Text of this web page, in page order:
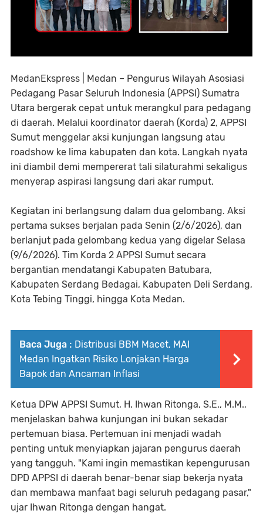
MedanEkspress | Medan – Pengurus Wilayah Asosiasi
Pedagang Pasar Seluruh Indonesia (APPSI) Sumatra
Utara bergerak cepat untuk merangkul para pedagang
di daerah. Melalui koordinator daerah (Korda) 2, APPSI
Sumut menggelar aksi kunjungan langsung atau
roadshow ke lima kabupaten dan kota. Langkah nyata
ini diambil demi mempererat tali silaturahmi sekaligus
menyerap aspirasi langsung dari akar rumput.
Kegiatan ini berlangsung dalam dua gelombang. Aksi
pertama sukses berjalan pada Senin (2/6/2026), dan
berlanjut pada gelombang kedua yang digelar Selasa
(9/6/2026). Tim Korda 2 APPSI Sumut secara
bergantian mendatangi Kabupaten Batubara,
Kabupaten Serdang Bedagai, Kabupaten Deli Serdang,
Kota Tebing Tinggi, hingga Kota Medan.
Baca Juga : Distribusi BBM Macet, MAI
Medan Ingatkan Risiko Lonjakan Harga
Bapok dan Ancaman Inflasi
Ketua DPW APPSI Sumut, H. Ihwan Ritonga, S.E., M.M.,
menjelaskan bahwa kunjungan ini bukan sekadar
pertemuan biasa. Pertemuan ini menjadi wadah
penting untuk menyiapkan jajaran pengurus daerah
yang tangguh. "Kami ingin memastikan kepengurusan
DPD APPSI di daerah benar-benar siap bekerja nyata
dan membawa manfaat bagi seluruh pedagang pasar,"
ujar Ihwan Ritonga dengan hangat.